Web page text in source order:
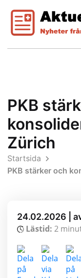
PKB
Zürich
Startsida
PKB stärker och
24.02.2026 |
Lästid: 2